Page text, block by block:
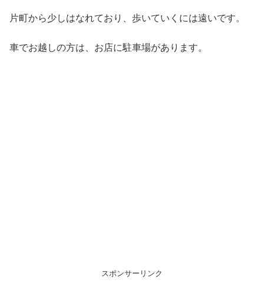
片町から少しはなれており、歩いていくには遠いです。
車でお越しの方は、お店に駐車場があります。
スポンサーリンク